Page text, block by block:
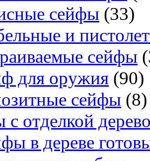
сейфы (33)
и
сейфы
для оружия (90)
сейфы (8)
отделкой
в дереве